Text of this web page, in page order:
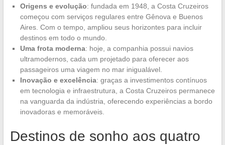
Origens e evolução: fundada em 1948, a Costa Cruzeiros
começou com serviços regulares entre Gênova e Buenos
Aires. Com o tempo, ampliou seus horizontes para incluir
destinos em todo o mundo.
Uma frota moderna: hoje, a companhia possui navios
ultramodernos, cada um projetado para oferecer aos
passageiros uma viagem no mar inigualável.
Inovação e excelência: graças a investimentos contínuos
em tecnologia e infraestrutura, a Costa Cruzeiros permanece
na vanguarda da indústria, oferecendo experiências a bordo
inovadoras e memoráveis.
Destinos de sonho aos quatro